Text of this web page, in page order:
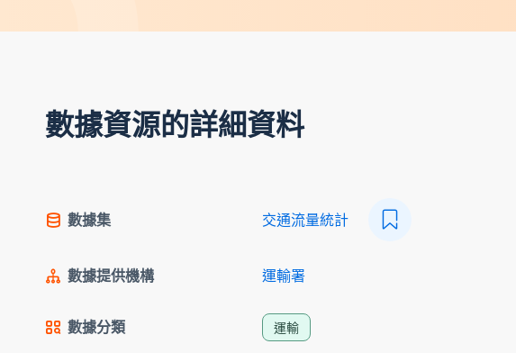
數據資源的詳細資料
數據集 交通流量統計
數據提供機構 運輸署
數據分類 運輸